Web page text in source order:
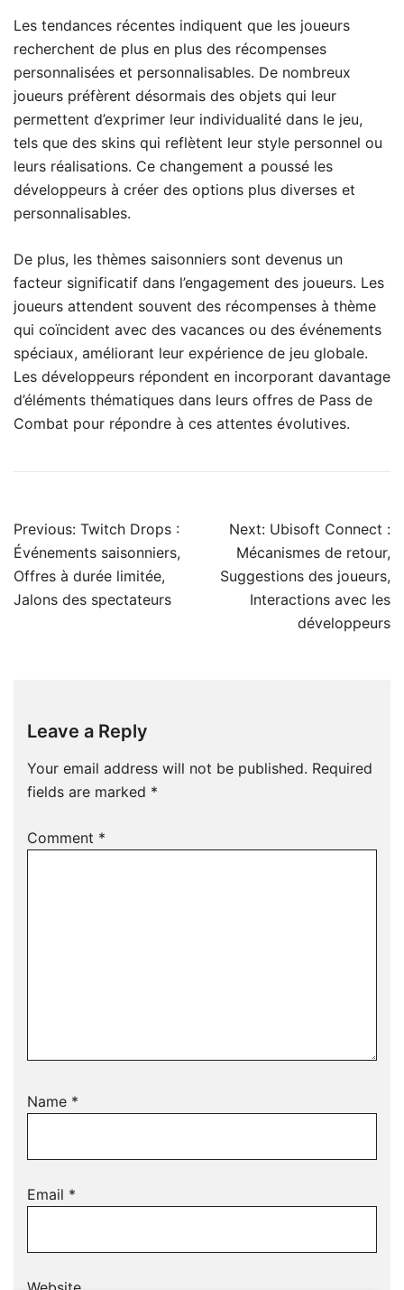
Les tendances récentes indiquent que les joueurs
recherchent de plus en plus des récompenses
personnalisées et personnalisables. De nombreux
joueurs préfèrent désormais des objets qui leur
permettent d’exprimer leur individualité dans le jeu,
tels que des skins qui reflètent leur style personnel ou
leurs réalisations. Ce changement a poussé les
développeurs à créer des options plus diverses et
personnalisables.
De plus, les thèmes saisonniers sont devenus un
facteur significatif dans l’engagement des joueurs. Les
joueurs attendent souvent des récompenses à thème
qui coïncident avec des vacances ou des événements
spéciaux, améliorant leur expérience de jeu globale.
Les développeurs répondent en incorporant davantage
d’éléments thématiques dans leurs offres de Pass de
Combat pour répondre à ces attentes évolutives.
Post
navigation
Previous: Twitch Drops :
Événements saisonniers,
Offres à durée limitée,
Jalons des spectateurs
Next: Ubisoft Connect :
Mécanismes de retour,
Suggestions des joueurs,
Interactions avec les
développeurs
Leave a Reply
Your email address will not be published. Required
fields are marked *
Comment *
Name *
Email *